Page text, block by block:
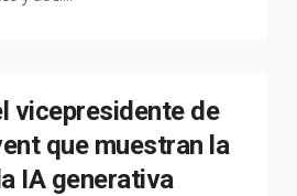
vicepresidente de
que muestran la
IA generativa